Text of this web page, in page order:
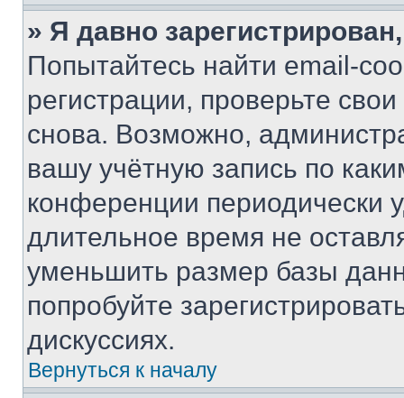
» Я давно
Попытайтесь найти email-
регистрации, проверьте
снова. Возможно,
вашу учётную запись по
конференции периодически
длительное время не
уменьшить размер базы
попробуйте
дискуссиях.
Вернуться к началу